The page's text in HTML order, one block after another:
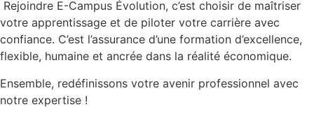
Rejoindre E-Campus Évolution, c’est choisir de maîtriser
votre apprentissage et de piloter votre carrière avec
confiance. C’est l’assurance d’une formation d’excellence,
flexible, humaine et ancrée dans la réalité économique.
Ensemble, redéfinissons votre avenir professionnel avec
notre expertise !